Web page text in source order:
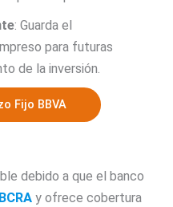
: Guarda el
para futuras
de la inversión.
Fijo BBVA
debido a que el banco
BCRAy ofrece cobertura